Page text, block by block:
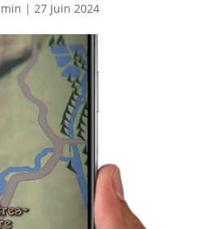
| 27 Juin 2024